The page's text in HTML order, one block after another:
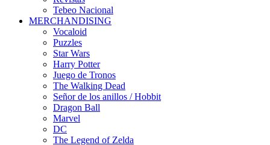
Tebeo Nacional
MERCHANDISING
Vocaloid
Puzzles
Star Wars
Harry Potter
Juego de Tronos
The Walking Dead
Señor de los anillos / Hobbit
Dragon Ball
Marvel
DC
The Legend of Zelda